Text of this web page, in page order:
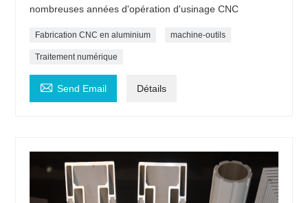
nombreuses années d'opération d'usinage CNC
Fabrication CNC en aluminium machine-outils
Traitement numérique
 Send Email Détails